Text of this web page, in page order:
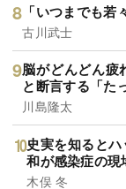
「いつまでも
古川武士
脳がどんどん疲
と断言する「た
川島隆太
史実を知ると
和が感染症の現
木俣 冬